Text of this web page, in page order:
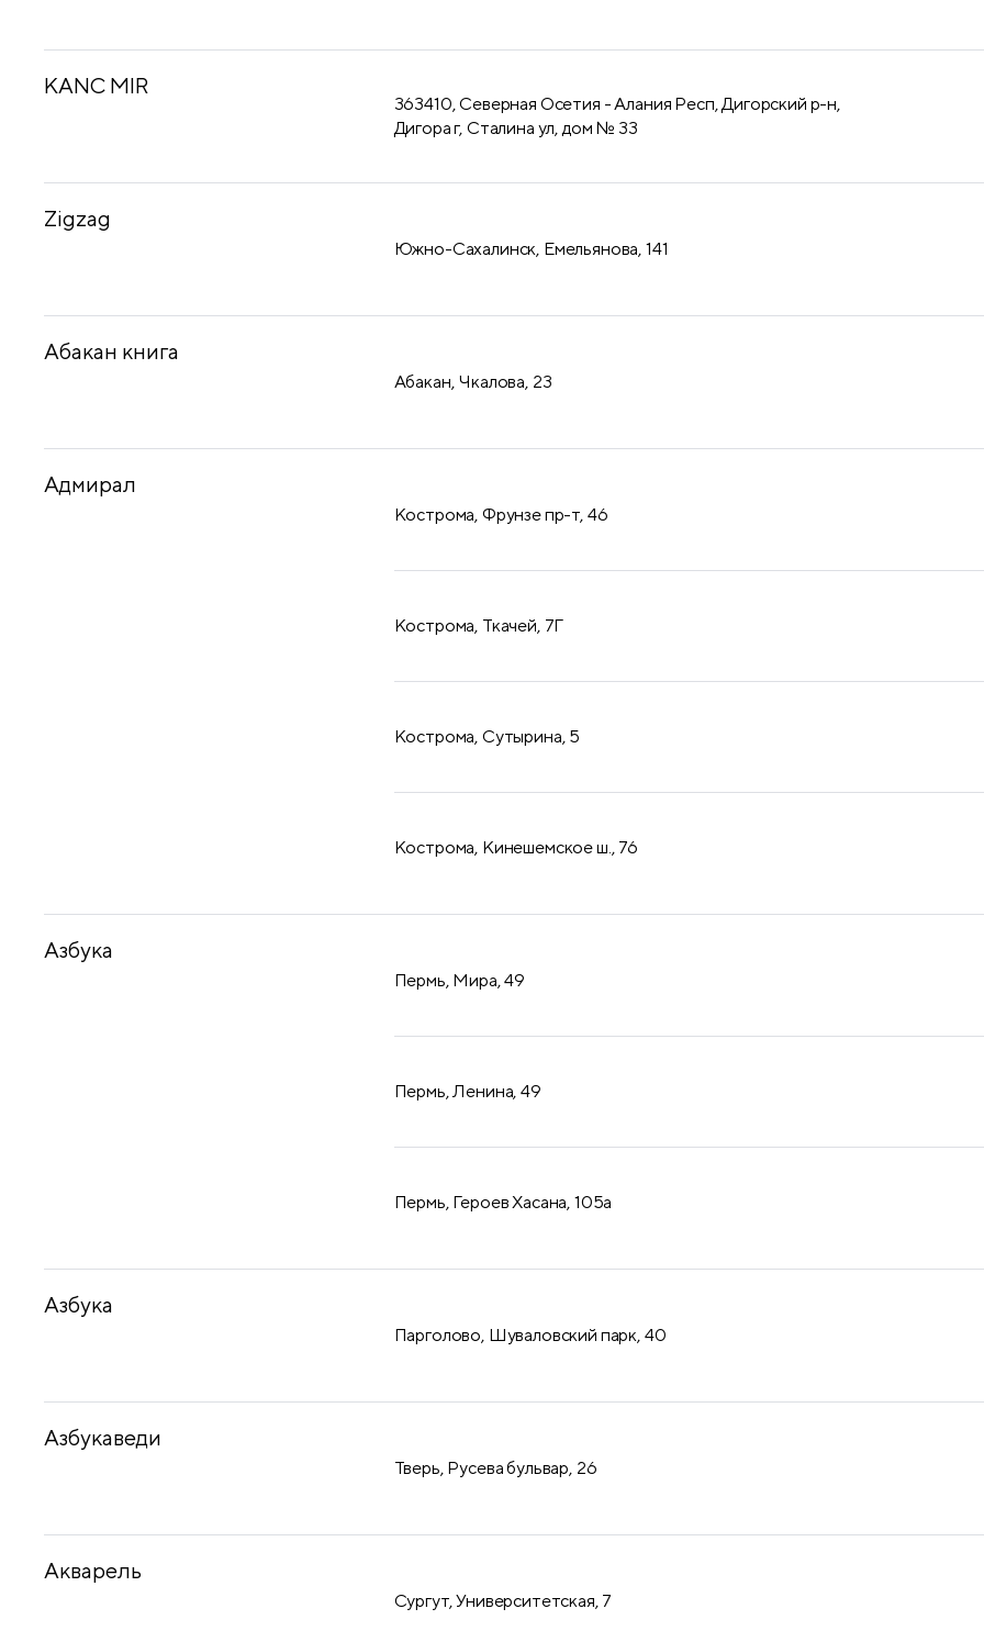
KANC MIR
363410, Северная Осетия - Алания Респ, Дигорский р-н,
Дигора г, Сталина ул, дом № 33
Zigzag
Южно-Сахалинск, Емельянова, 141
Абакан книга
Абакан, Чкалова, 23
Адмирал
Кострома, Фрунзе пр-т, 46
Кострома, Ткачей, 7Г
Кострома, Сутырина, 5
Кострома, Кинешемское ш., 76
Азбука
Пермь, Мира, 49
Пермь, Ленина, 49
Пермь, Героев Хасана, 105а
Азбука
Парголово, Шуваловский парк, 40
Азбукаведи
Тверь, Русева бульвар, 26
Акварель
Сургут, Университетская, 7